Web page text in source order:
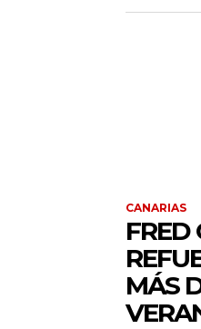
CANARIAS
FRED
MÁS